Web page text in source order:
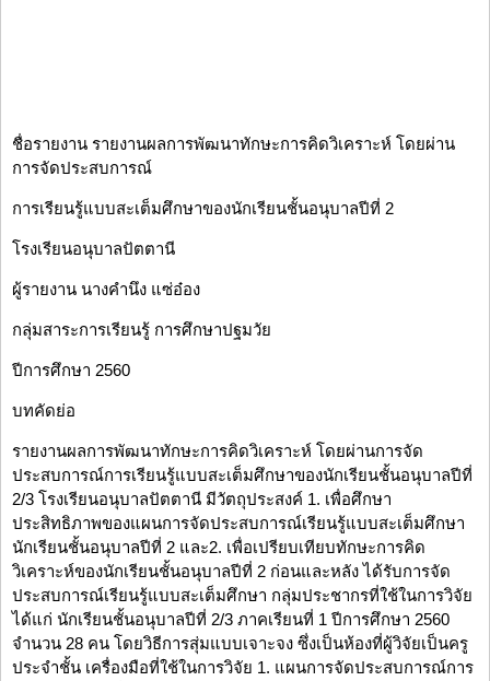
ชื่อรายงาน รายงานผลการพัฒนาทักษะการคิดวิเคราะห์ โดยผ่าน
การจัดประสบการณ์
การเรียนรู้แบบสะเต็มศึกษาของนักเรียนชั้นอนุบาลปีที่ 2
โรงเรียนอนุบาลปัตตานี
ผู้รายงาน นางคำนึง แซ่อ๋อง
กลุ่มสาระการเรียนรู้ การศึกษาปฐมวัย
ปีการศึกษา 2560
บทคัดย่อ
รายงานผลการพัฒนาทักษะการคิดวิเคราะห์ โดยผ่านการจัด
ประสบการณ์การเรียนรู้แบบสะเต็มศึกษาของนักเรียนชั้นอนุบาลปีที่
2/3 โรงเรียนอนุบาลปัตตานี มีวัตถุประสงค์ 1. เพื่อศึกษา
ประสิทธิภาพของแผนการจัดประสบการณ์เรียนรู้แบบสะเต็มศึกษา
นักเรียนชั้นอนุบาลปีที่ 2 และ2. เพื่อเปรียบเทียบทักษะการคิด
วิเคราะห์ของนักเรียนชั้นอนุบาลปีที่ 2 ก่อนและหลัง ได้รับการจัด
ประสบการณ์เรียนรู้แบบสะเต็มศึกษา กลุ่มประชากรที่ใช้ในการวิจัย
ได้แก่ นักเรียนชั้นอนุบาลปีที่ 2/3 ภาคเรียนที่ 1 ปีการศึกษา 2560
จำนวน 28 คน โดยวิธีการสุ่มแบบเจาะจง ซึ่งเป็นห้องที่ผู้วิจัยเป็นครู
ประจำชั้น เครื่องมือที่ใช้ในการวิจัย 1. แผนการจัดประสบการณ์การ